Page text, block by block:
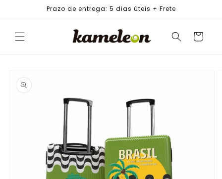
Prazo de entrega: 5 dias úteis + Frete
Carrinho
PRODUTO